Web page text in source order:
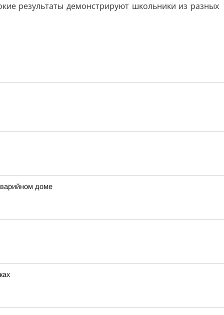
результаты демонстрируют школьники из разных
доме